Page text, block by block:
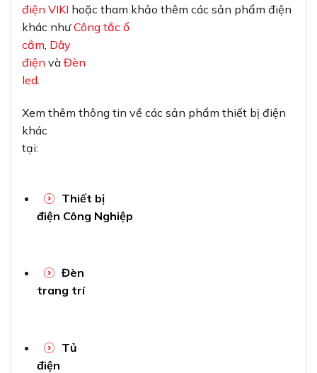
điện VIKI hoặc tham khảo thêm các sản phẩm điện
khác nhưCông tắc ổ
cắm, Dây
điện và Đèn
led.
Xem thêm thông tin về các sản phẩm thiết bị điện
khác
tại:
Thiết bị
điện Công Nghiệp
Đèn
trang trí
Tủ
điện